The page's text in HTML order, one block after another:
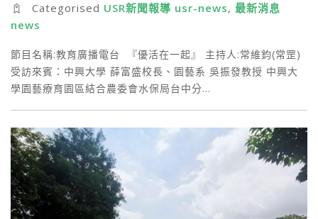
Categorised USR新聞報導 usr-news, 最新消息
news
節目名稱:教育廣播電台 『優活在一起』 主持人:常維鈞(常罡)
受訪來賓：中興大學 薛富盛校長、園藝系 吳振發教授 中興大
學園藝療育園區結合農委會水保局台中分…